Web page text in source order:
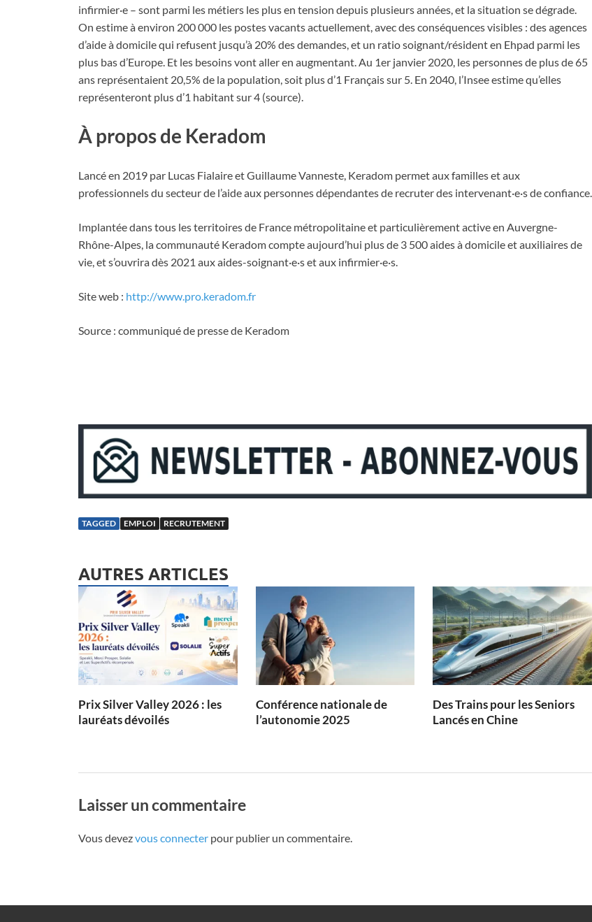
infirmier·e – sont parmi les métiers les plus en tension depuis plusieurs années, et la situation se dégrade.
On estime à environ 200 000 les postes vacants actuellement, avec des conséquences visibles : des agences
d’aide à domicile qui refusent jusqu’à 20% des demandes, et un ratio soignant/résident en Ehpad parmi les
plus bas d’Europe. Et les besoins vont aller en augmentant. Au 1er janvier 2020, les personnes de plus de 65
ans représentaient 20,5% de la population, soit plus d’1 Français sur 5. En 2040, l’Insee estime qu’elles
représenteront plus d’1 habitant sur 4 (source).
À propos de Keradom
Lancé en 2019 par Lucas Fialaire et Guillaume Vanneste, Keradom permet aux familles et aux
professionnels du secteur de l’aide aux personnes dépendantes de recruter des intervenant·e·s de confiance.
Implantée dans tous les territoires de France métropolitaine et particulièrement active en Auvergne-
Rhône-Alpes, la communauté Keradom compte aujourd’hui plus de 3 500 aides à domicile et auxiliaires de
vie, et s’ouvrira dès 2021 aux aides-soignant·e·s et aux infirmier·e·s.
Site web : http://www.pro.keradom.fr
Source : communiqué de presse de Keradom
TAGGED EMPLOI RECRUTEMENT
AUTRES ARTICLES
Prix Silver Valley 2026 : les
lauréats dévoilés
Conférence nationale de
l’autonomie 2025
Des Trains pour les Seniors
Lancés en Chine
Laisser un commentaire
Vous devezvous connecter pour publier un commentaire.